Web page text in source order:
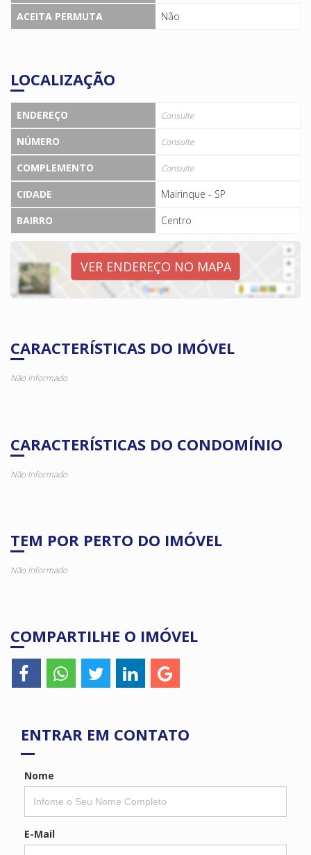
ACEITA PERMUTA
Não
LOCALIZAÇÃO
ENDEREÇO Consulte
NÚMERO Consulte
COMPLEMENTO Consulte
CIDADE
Mairinque - SP
BAIRRO
Centro
VER ENDEREÇO NO MAPA
CARACTERÍSTICAS DO IMÓVEL
Não Informado
CARACTERÍSTICAS DO CONDOMÍNIO
Não Informado
TEM POR PERTO DO IMÓVEL
Não Informado
COMPARTILHE O IMÓVEL
ENTRAR EM CONTATO
Nome
E-Mail